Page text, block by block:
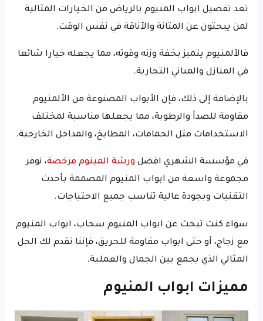
تعد تفصيل ابواب المنيوم بالرياض من الخيارات المثالية
لمن يبحثون عن المتانة والأناقة في نفس الوقت.
فالألمنيوم يتميز بخفة وزنه وقوته، مما يجعله خيارا شائعا
في المنازل والمباني التجارية.
بالإضافة إلى ذلك، فإن الأبواب المصنوعة من الألمنيوم
مقاومة للصدأ والرطوبة، مما يجعلها مناسبة لمختلف
الاستخدامات مثل الحمامات، المطابخ، والمداخل الخارجية.
في مؤسسة الشهري افضل ورشة المينوم مرخصة، نوفر
مجموعة واسعة من ابواب المنيوم المصممة بأحدث
التقنيات وبجودة عالية تناسب جميع الاحتياجات.
سواء كنت تبحث عن ابواب المنيوم سحاب، ابواب المنيوم
مع زجاج، أو حتى ابواب مقاومة للحريق، فإننا نقدم لك الحل
المثالي الذي يجمع بين الجمال والعملية.
مميزات ابواب المنيوم